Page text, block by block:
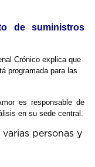
de suministros
Crónico explica que
programada para las
es responsable de
en su sede central.